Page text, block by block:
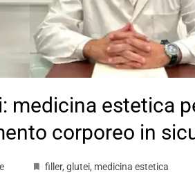
medicina estetica
corporeo in
filler, glutei, medicina estetica